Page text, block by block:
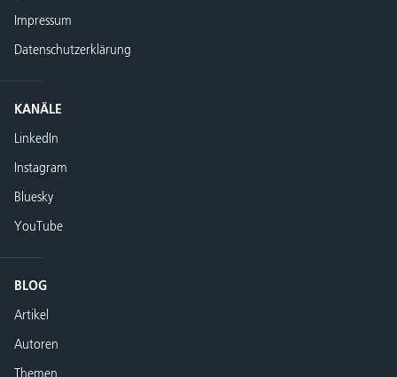
Impressum
Datenschutzerklärung
KANÄLE
LinkedIn
Instagram
Bluesky
YouTube
BLOG
Artikel
Autoren
Themen